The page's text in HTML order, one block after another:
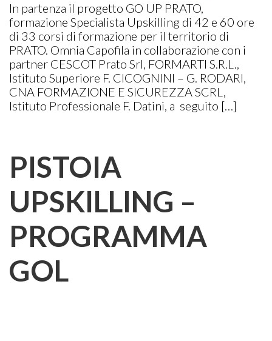
In partenza il progetto GO UP PRATO,
formazione Specialista Upskilling di 42 e 60 ore
di 33 corsi di formazione per il territorio di
PRATO. Omnia Capofila in collaborazione con i
partner CESCOT Prato Srl, FORMARTI S.R.L.,
Istituto Superiore F. CICOGNINI – G. RODARI,
CNA FORMAZIONE E SICUREZZA SCRL,
Istituto Professionale F. Datini, a seguito […]
PISTOIA
UPSKILLING –
PROGRAMMA
GOL